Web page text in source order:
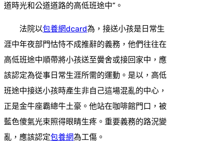
道時光和公道道路的高低班途中”。
法院以包養網dcard為，接送小孩是日常生
涯中年夜部門怙恃不成推辭的義務，他們往往在
高低班途中順帶將小孩送至黌舍或接回家中，應
該認定為從事日常生涯所需的運動。是以，高低
班途中接送小孩時產生非自己這場混亂的中心，
正是金牛座霸總牛土豪。他站在咖啡館門口，被
藍色傻氣光束照得眼睛生疼。重要義務的路況變
亂，應該認定包養網為工傷。